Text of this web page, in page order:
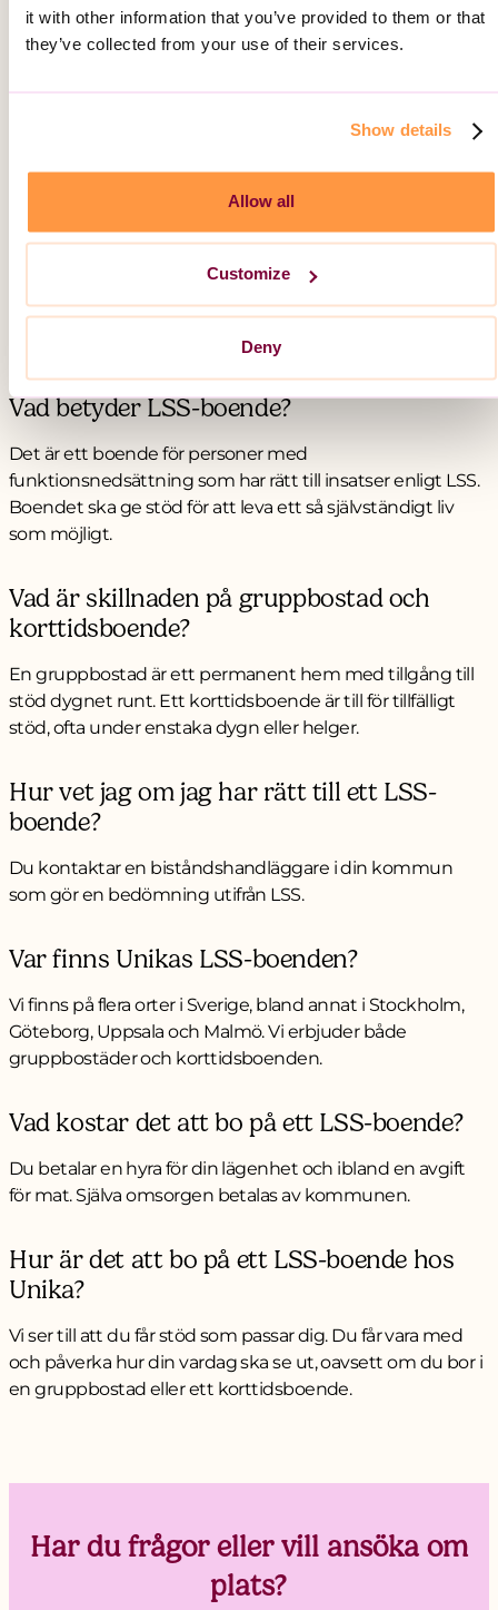
it with other information that you’ve provided to them or that
they’ve collected from your use of their services.
Show details
Allow all
Customize
Deny
stärker, inte begränsar.
Vill du veta mer om våra gruppbostäder,
Kontakta placeringsteamet
Vanliga frågor om LSS-boende
Vad betyder LSS-boende?
Det är ett boende för personer med
funktionsnedsättning som har rätt till insatser enligt LSS.
Boendet ska ge stöd för att leva ett så självständigt liv
som möjligt.
Vad är skillnaden på gruppbostad och
korttidsboende?
En gruppbostad är ett permanent hem med tillgång till
stöd dygnet runt. Ett korttidsboende är till för tillfälligt
stöd, ofta under enstaka dygn eller helger.
Hur vet jag om jag har rätt till ett LSS-
boende?
Du kontaktar en biståndshandläggare i din kommun
som gör en bedömning utifrån LSS.
Var finns Unikas LSS-boenden?
Vi finns på flera orter i Sverige, bland annat i Stockholm,
Göteborg, Uppsala och Malmö. Vi erbjuder både
gruppbostäder och korttidsboenden.
Vad kostar det att bo på ett LSS-boende?
Du betalar en hyra för din lägenhet och ibland en avgift
för mat. Själva omsorgen betalas av kommunen.
Hur är det att bo på ett LSS-boende hos
Unika?
Vi ser till att du får stöd som passar dig. Du får vara med
och påverka hur din vardag ska se ut, oavsett om du bor i
en gruppbostad eller ett korttidsboende.